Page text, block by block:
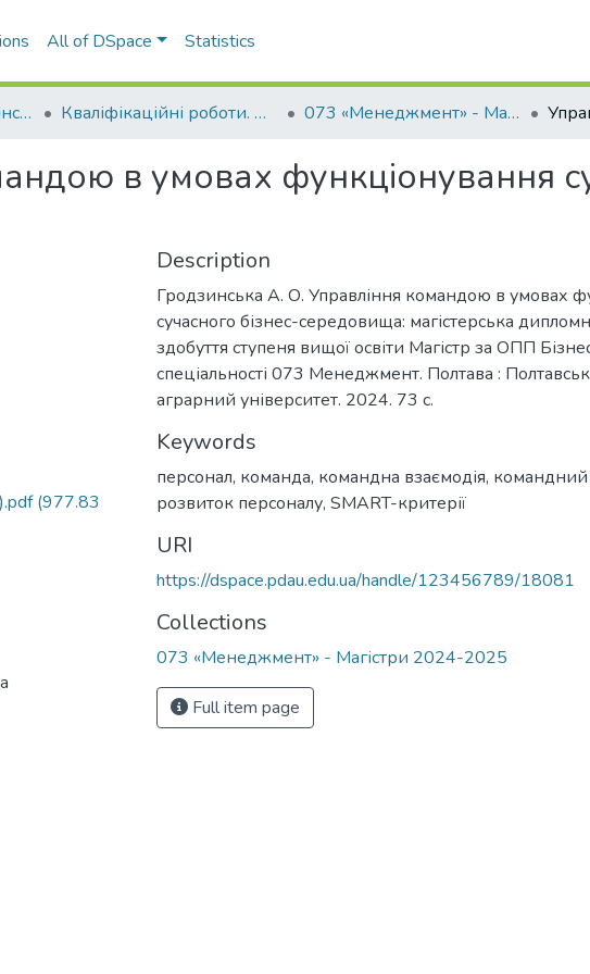
All of DSpace Statistics
Навчально-науковий інститут економіки, управління, права та інформаційних технологій Кваліфікаційні роботи. ННІ економіки, управління, права та ІТ 073 «Менеджмент» - Магістри 2024-2025
в умовах функціонування
(977.83
Description
Гродзинська А. О. Управління командою в умовах
сучасного бізнес-середовища: магістерська
здобуття ступеня вищої освіти Магістр за ОПП
спеціальності 073 Менеджмент. Полтава :
аграрний університет. 2024. 73 с.
Keywords
персонал, команда, командна взаємодія,
розвиток персоналу, SMART-критерії
URI
https://dspace.pdau.edu.ua/handle/123456789/18081
Collections
073 «Менеджмент» - Магістри 2024-2025
Full item page